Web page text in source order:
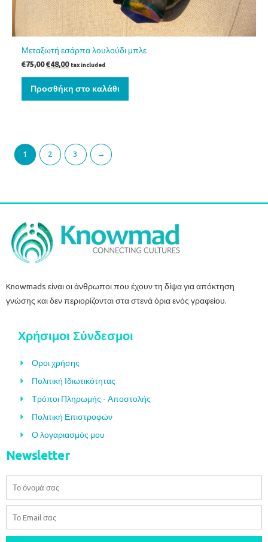
Μεταξωτή εσάρπα λουλούδι μπλε
€75,00 €48,00 tax included
Προσθήκη στο καλάθι
1 2 3 →
Knowmads είναι οι άνθρωποι που έχουν τη δίψα για απόκτηση
γνώσης και δεν περιορίζονται στα στενά όρια ενός γραφείου.
Χρήσιμοι Σύνδεσμοι
Οροι χρήσης
Πολιτική Ιδιωτικότητας
Τρόποι Πληρωμής - Αποστολής
Πολιτική Επιστροφών
Ο λογαριασμός μου
Newsletter